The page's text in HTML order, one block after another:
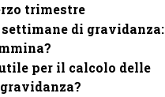
trimestre
di gravidanza:
utile per il calcolo delle